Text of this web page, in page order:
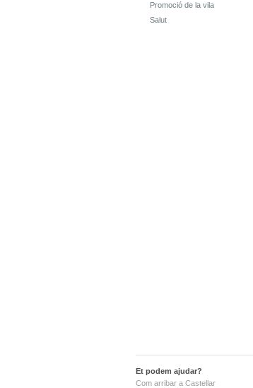
Promoció de la vila
Salut
Et podem ajudar?
Com arribar a Castellar